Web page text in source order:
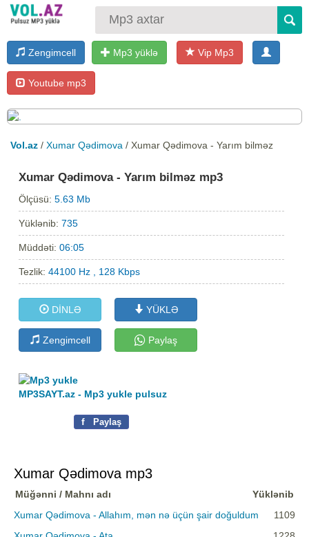
Zengimcell Mp3 yüklə Vip Mp3
Youtube mp3
Vol.az / Xumar Qədimova / Xumar Qədimova - Yarım bilməz
Xumar Qədimova - Yarım bilməz mp3
Ölçüsü:5.63 Mb
Yüklənib:735
Müddəti:06:05
Tezlik:44100 Hz , 128 Kbps
DİNLƏ YÜKLƏ
Zengimcell Paylaş
MP3SAYT.az - Mp3 yukle pulsuz
f Paylaş
Xumar Qədimova mp3
Müğənni / Mahnı adı
Yüklənib
Xumar Qədimova - Allahım, mən nə üçün şair doğuldum
1109